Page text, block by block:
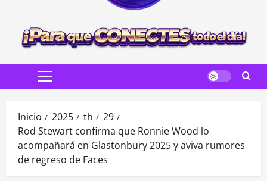
Menú
Inicio 2025 th
29
Rod Stewart confirma que Ronnie Wood lo
acompañará en Glastonbury 2025 y aviva rumores
de regreso de Faces